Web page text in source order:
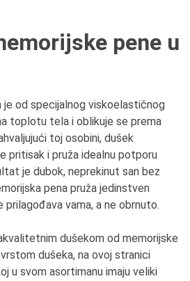
pene u
je od specijalnog viskoelastičnog
toplotu tela i oblikuje se prema
toj osobini, dušek
pritisak i pruža idealnu potporu
je dubok, neprekinut san bez
pena pruža jedinstven
vama, a ne obrnuto.
dušekom od memorijske
dušeka, na ovoj stranici
u svom asortimanu imaju veliki